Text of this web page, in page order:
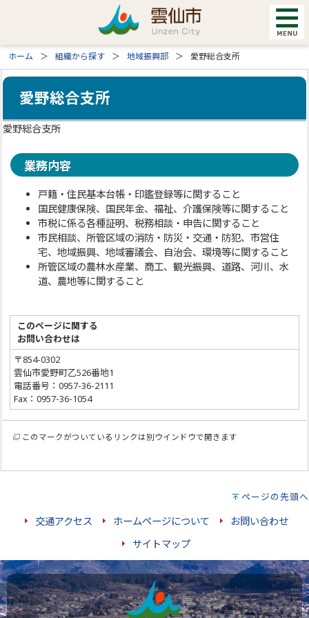
ホーム 組織から探す 地域振興部 愛野総合支所
愛野総合支所
愛野総合支所
業務内容
戸籍・住民基本台帳・印鑑登録等に関すること
国民健康保険、国民年金、福祉、介護保険等に関すること
市税に係る各種証明、税務相談・申告に関すること
市民相談、所管区域の消防・防災・交通・防犯、市営住
宅、地域振興、地域審議会、自治会、環境等に関すること
所管区域の農林水産業、商工、観光振興、道路、河川、水
道、農地等に関すること
このページに関する
お問い合わせは
〒854-0302
雲仙市愛野町乙526番地1
電話番号：0957-36-2111
Fax：0957-36-1054
このマークがついているリンクは別ウインドウで開きます
ページの先頭へ
交通アクセス ホームページについて
お問い合わせ
サイトマップ